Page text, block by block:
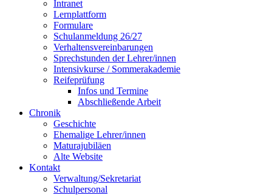
Intranet
Lernplattform
Formulare
Schulanmeldung 26/27
Verhaltensvereinbarungen
Sprechstunden der Lehrer/innen
Intensivkurse / Sommerakademie
Reifeprüfung
Infos und Termine
Abschließende Arbeit
Chronik
Geschichte
Ehemalige Lehrer/innen
Maturajubiläen
Alte Website
Kontakt
Verwaltung/Sekretariat
Schulpersonal